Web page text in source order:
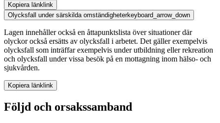
Kopiera länk link
Olycksfall under särskilda omständigheterkeyboard_arrow_down
Lagen innehåller också en åttapunktslista över situationer där
olyckor också ersätts av olycksfall i arbetet. Det gäller exempelvis
olycksfall som inträffar exempelvis under utbildning eller rekreation
och olycksfall under vissa besök på en mottagning inom hälso- och
sjukvården.
Kopiera länk link
Följd och orsakssamband